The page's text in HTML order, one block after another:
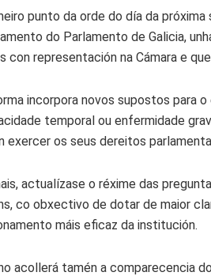
punto da orde do día da
do Parlamento de Galicia,
con representación na Cámara e
incorpora novos supostos para
temporal ou enfermidade
exercer os seus dereitos
actualízase o réxime das
co obxectivo de dotar de maior
máis eficaz da institución.
acollerá tamén a comparecencia